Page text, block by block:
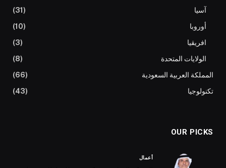
آسيا
(31)
أوروبا
(10)
افريقيا
(3)
الولايات المتحدة
(8)
المملكة العربية السعودية
(66)
تكنولوجيا
(43)
OUR PICKS
أعمال